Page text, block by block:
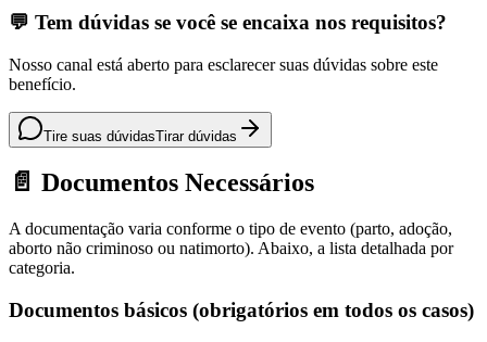
💬 Tem dúvidas se você se encaixa nos requisitos?
Nosso canal está aberto para esclarecer suas dúvidas sobre este
benefício.
Tire suas dúvidasTirar dúvidas
📄 Documentos Necessários
A documentação varia conforme o tipo de evento (parto, adoção,
aborto não criminoso ou natimorto). Abaixo, a lista detalhada por
categoria.
Documentos básicos (obrigatórios em todos os casos)